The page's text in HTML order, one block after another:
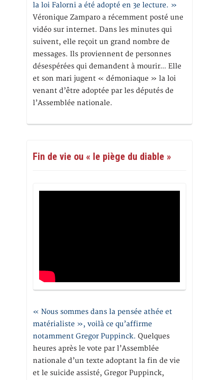
la loi Falorni a été adopté en 3e lecture. »
Véronique Zamparo a récemment posté une
vidéo sur internet. Dans les minutes qui
suivent, elle reçoit un grand nombre de
messages. Ils proviennent de personnes
désespérées qui demandent à mourir… Elle
et son mari jugent « démoniaque » la loi
venant d’être adoptée par les députés de
l’Assemblée nationale.
Fin de vie ou « le piège du diable »
« Nous sommes dans la pensée athée et
matérialiste », voilà ce qu’affirme
notamment Gregor Puppinck. Quelques
heures après le vote par l’Assemblée
nationale d’un texte adoptant la fin de vie
et le suicide assisté, Gregor Puppinck,